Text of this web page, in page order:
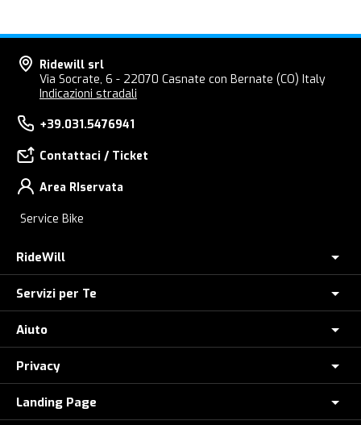
Ridewill srl
Via Socrate, 6 - 22070 Casnate con Bernate (CO) Italy
Indicazioni stradali
+39.031.5476941
Contattaci / Ticket
Area RIservata
Service Bike
RideWill
Chi Siamo
Dove siamo
Ridewill Factory Club
I Nostri Marchi
Servizi per Te
Assicurazione furto E-Bike
Controlla il tuo Ordine
Polizza Assistenza Stradale
Aiuto
Come Ordinare
Metodi di Pagamento
Privacy
Informative privacy
Landing Page